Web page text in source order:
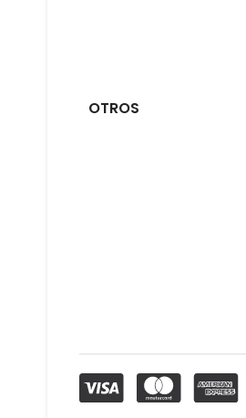
OTROS